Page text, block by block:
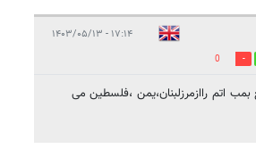
۱۷:۱۴ - ۱۴۰۳/۰۵/۱۳
0
اتم راازمرزلبنان،یمن ،فلسطین می